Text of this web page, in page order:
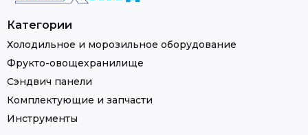
Категории
Холодильное и морозильное оборудование
Фрукто-овощехранилище
Сэндвич панели
Комплектующие и запчасти
Инструменты